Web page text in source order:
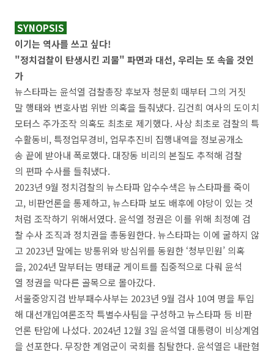
SYNOPSIS
이기는 역사를 쓰고 싶다!
"정치검찰이 탄생시킨 괴물" 파면과 대선, 우리는 또 속을 것인
가
뉴스타파는 윤석열 검찰총장 후보자 청문회 때부터 그의 거짓
말 행태와 변호사법 위반 의혹을 들춰냈다. 김건희 여사의 도이치
모터스 주가조작 의혹도 최초로 제기했다. 사상 최초로 검찰의 특
수활동비, 특정업무경비, 업무추진비 집행내역을 정보공개소
송 끝에 받아내 폭로했다. 대장동 비리의 본질도 추적해 검찰
의 편파 수사를 들춰냈다.
2023년 9월 정치검찰의 뉴스타파 압수수색은 뉴스타파를 죽이
고, 비판언론을 통제하고, 뉴스타파 보도 배후에 야당이 있는 것
처럼 조작하기 위해서였다. 윤석열 정권은 이를 위해 최정예 검
찰 수사 조직과 정치권을 총동원한다. 뉴스타파는 이에 굴하지 않
고 2023년 말에는 방통위와 방심위를 동원한 ‘청부민원’ 의혹
을, 2024년 말부터는 명태균 게이트를 집중적으로 다뤄 윤석
열 정권을 막다른 골목으로 몰아갔다.
서울중앙지검 반부패수사부는 2023년 9월 검사 10여 명을 투입
해 대선개입여론조작 특별수사팀을 구성하고 뉴스타파 등 비판
언론 탄압에 나섰다. 2024년 12월 3일 윤석열 대통령이 비상계엄
을 선포한다. 무장한 계엄군이 국회를 침탈한다. 윤석열은 내란혐